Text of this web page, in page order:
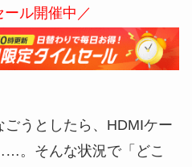
ール開催中／
うとしたら、HDMIケー
。そんな状況で「どこ